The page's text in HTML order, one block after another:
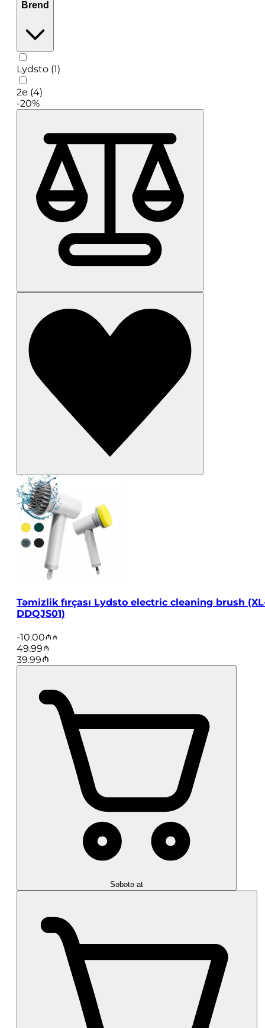
Brend
Lydsto (1)
2e (4)
-20%
Təmizlik fırçası Lydsto electric cleaning brush
DDQJS01)
-10.00
49.99
39.99
Səbətə at